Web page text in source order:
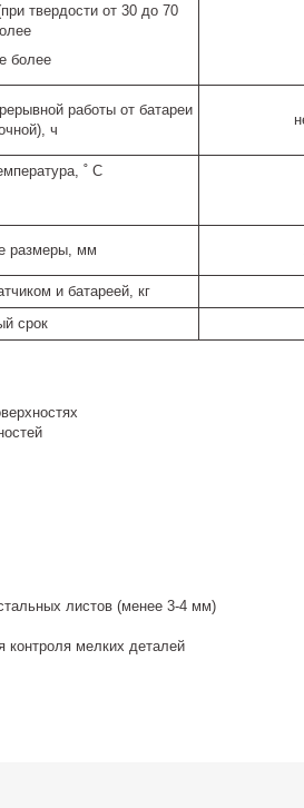
твердости от 30 до 70
более
работы от батареи
ч
˚ С
размеры, мм
и батареей, кг
срок
листов (менее 3-4 мм)
контроля мелких деталей